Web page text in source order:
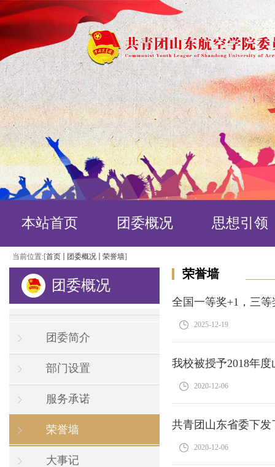
本站首页 团委概况 思想引领
当前位置:[首页 团委概况 荣誉墙]
团委概况
团委简介
部门设置
服务承诺
荣誉墙
大事记
荣誉墙
全国一等奖+1，三等
2025-12-19
我校被授予2018年
2020-12-06
共青团山东省委下
2020-12-06